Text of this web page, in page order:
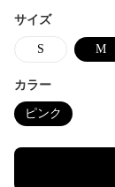
サイズ
S M
カラー
ピンク